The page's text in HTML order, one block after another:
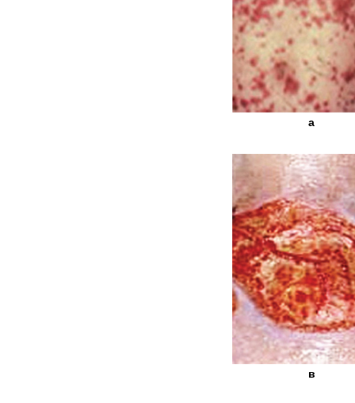
а
в